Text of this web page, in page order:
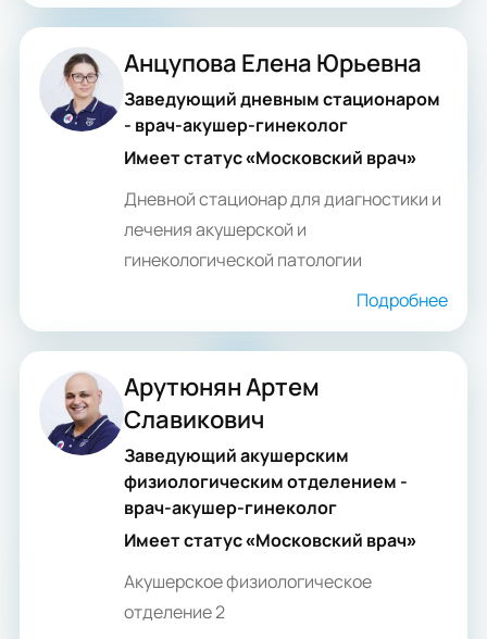
Анцупова Елена Юрьевна
Заведующий дневным стационаром
- врач-акушер-гинеколог
Имеет статус «Московский врач»
Дневной стационар для диагностики и
лечения акушерской и
гинекологической патологии
Подробнее
Арутюнян Артем
Славикович
Заведующий акушерским
физиологическим отделением -
врач-акушер-гинеколог
Имеет статус «Московский врач»
Акушерское физиологическое
отделение 2